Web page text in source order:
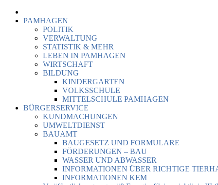
PAMHAGEN
POLITIK
VERWALTUNG
STATISTIK & MEHR
LEBEN IN PAMHAGEN
WIRTSCHAFT
BILDUNG
KINDERGARTEN
VOLKSSCHULE
MITTELSCHULE PAMHAGEN
BÜRGERSERVICE
KUNDMACHUNGEN
UMWELTDIENST
BAUAMT
BAUGESETZ UND FORMULARE
FÖRDERUNGEN – BAU
WASSER UND ABWASSER
INFORMATIONEN ÜBER RICHTIGE
INFORMATIONEN KEM